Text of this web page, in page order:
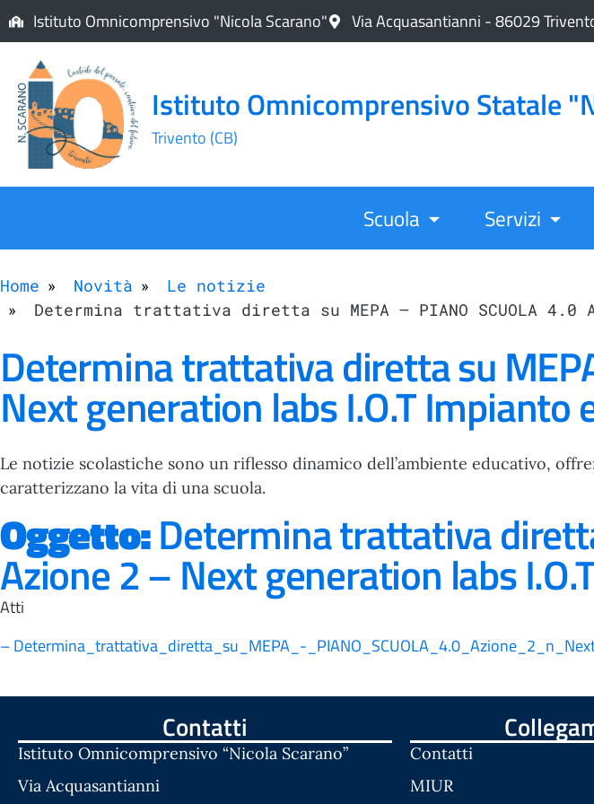
Istituto Omnicomprensivo "Nicola Scarano" Via Acquasantianni - 86029
Istituto Omnicomprensivo Statale
Trivento (CB)
Scuola Servizi
Home Novità
Le notizie
Determina trattativa diretta su MEPA – PIANO SCUOLA
Determina trattativa diretta su
Next generation labs I.O.T Impianto
Le notizie scolastiche sono un riflesso dinamico dell’ambiente educativo,
caratterizzano la vita di una scuola.
Oggetto:Determina trattativa
Azione 2 – Next generation labs
Atti
– Determina_trattativa_diretta_su_MEPA_-
Contatti
Istituto Omnicomprensivo “Nicola Scarano”
Via Acquasantianni
Contatti
MIUR